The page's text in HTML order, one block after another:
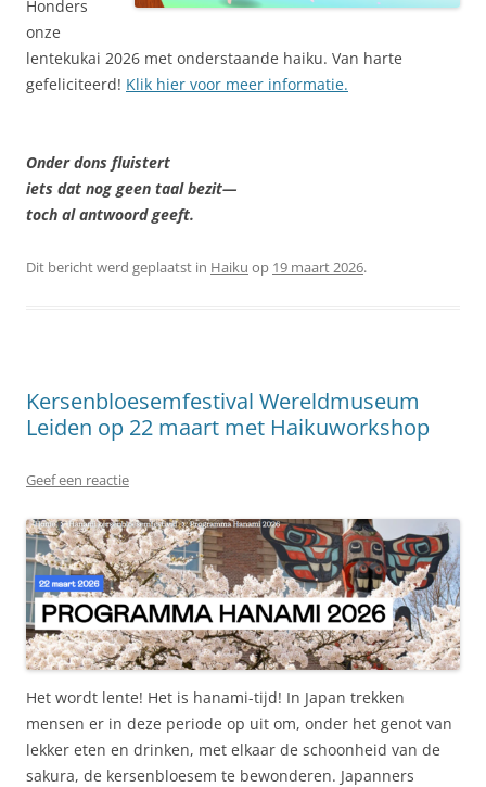
Honders
onze
lentekukai 2026 met onderstaande haiku. Van harte
gefeliciteerd! Klik hier voor meer informatie.
Onder dons fluistert
iets dat nog geen taal bezit—
toch al antwoord geeft.
Dit bericht werd geplaatst in Haiku op 19 maart 2026.
Kersenbloesemfestival Wereldmuseum
Leiden op 22 maart met Haikuworkshop
Geef een reactie
Het wordt lente! Het is hanami-tijd! In Japan trekken
mensen er in deze periode op uit om, onder het genot van
lekker eten en drinken, met elkaar de schoonheid van de
sakura, de kersenbloesem te bewonderen. Japanners